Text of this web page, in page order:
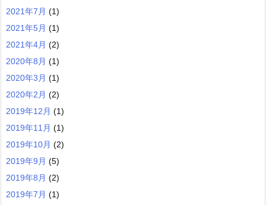
2021年7月 (1)
2021年5月 (1)
2021年4月 (2)
2020年8月 (1)
2020年3月 (1)
2020年2月 (2)
2019年12月 (1)
2019年11月 (1)
2019年10月 (2)
2019年9月 (5)
2019年8月 (2)
2019年7月 (1)